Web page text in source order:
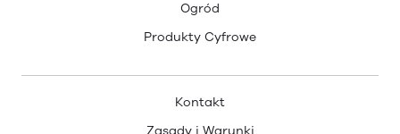
Ogród
Produkty Cyfrowe
Kontakt
Zasady i Warunki